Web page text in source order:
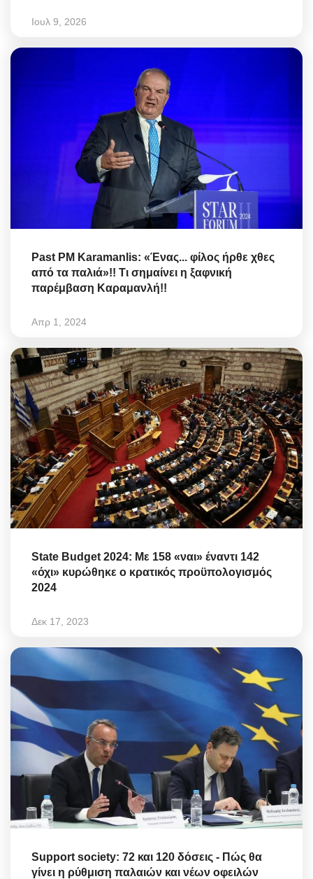
Ιουλ 9, 2026
Past PM Karamanlis: «Ένας... φίλος ήρθε χθες
από τα παλιά»!! Τι σημαίνει η ξαφνική
παρέμβαση Καραμανλή!!
Απρ 1, 2024
State Budget 2024: Με 158 «ναι» έναντι 142
«όχι» κυρώθηκε ο κρατικός προϋπολογισμός
2024
Δεκ 17, 2023
Support society: 72 και 120 δόσεις - Πώς θα
γίνει η ρύθμιση παλαιών και νέων οφειλών